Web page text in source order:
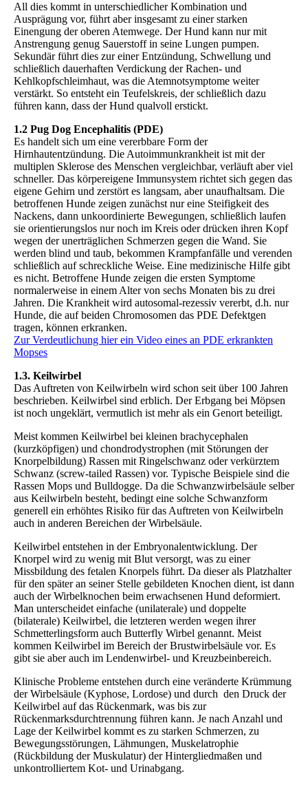
All dies kommt in unterschiedlicher Kombination und
Ausprägung vor, führt aber insgesamt zu einer starken
Einengung der oberen Atemwege. Der Hund kann nur mit
Anstrengung genug Sauerstoff in seine Lungen pumpen.
Sekundär führt dies zur einer Entzündung, Schwellung und
schließlich dauerhaften Verdickung der Rachen- und
Kehlkopfschleimhaut, was die Atemnotsymptome weiter
verstärkt. So entsteht ein Teufelskreis, der schließlich dazu
führen kann, dass der Hund qualvoll erstickt.
1.2 Pug Dog Encephalitis (PDE)
Es handelt sich um eine vererbbare Form der
Hirnhautentzündung. Die Autoimmunkrankheit ist mit der
multiplen Sklerose des Menschen vergleichbar, verläuft aber viel
schneller. Das körpereigene Immunsystem richtet sich gegen das
eigene Gehirn und zerstört es langsam, aber unaufhaltsam. Die
betroffenen Hunde zeigen zunächst nur eine Steifigkeit des
Nackens, dann unkoordinierte Bewegungen, schließlich laufen
sie orientierungslos nur noch im Kreis oder drücken ihren Kopf
wegen der unerträglichen Schmerzen gegen die Wand. Sie
werden blind und taub, bekommen Krampfanfälle und verenden
schließlich auf schreckliche Weise. Eine medizinische Hilfe gibt
es nicht. Betroffene Hunde zeigen die ersten Symptome
normalerweise in einem Alter von sechs Monaten bis zu drei
Jahren. Die Krankheit wird autosomal-rezessiv vererbt, d.h. nur
Hunde, die auf beiden Chromosomen das PDE Defektgen
tragen, können erkranken.
Zur Verdeutlichung hier ein Video eines an PDE erkrankten
Mopses
1.3. Keilwirbel
Das Auftreten von Keilwirbeln wird schon seit über 100 Jahren
beschrieben. Keilwirbel sind erblich. Der Erbgang bei Möpsen
ist noch ungeklärt, vermutlich ist mehr als ein Genort beteiligt.
Meist kommen Keilwirbel bei kleinen brachycephalen
(kurzköpfigen) und chondrodystrophen (mit Störungen der
Knorpelbildung) Rassen mit Ringelschwanz oder verkürztem
Schwanz (screw-tailed Rassen) vor. Typische Beispiele sind die
Rassen Mops und Bulldogge. Da die Schwanzwirbelsäule selber
aus Keilwirbeln besteht, bedingt eine solche Schwanzform
generell ein erhöhtes Risiko für das Auftreten von Keilwirbeln
auch in anderen Bereichen der Wirbelsäule.
Keilwirbel entstehen in der Embryonalentwicklung. Der
Knorpel wird zu wenig mit Blut versorgt, was zu einer
Missbildung des fetalen Knorpels führt. Da dieser als Platzhalter
für den später an seiner Stelle gebildeten Knochen dient, ist dann
auch der Wirbelknochen beim erwachsenen Hund deformiert.
Man unterscheidet einfache (unilaterale) und doppelte
(bilaterale) Keilwirbel, die letzteren werden wegen ihrer
Schmetterlingsform auch Butterfly Wirbel genannt. Meist
kommen Keilwirbel im Bereich der Brustwirbelsäule vor. Es
gibt sie aber auch im Lendenwirbel- und Kreuzbeinbereich.
Klinische Probleme entstehen durch eine veränderte Krümmung
der Wirbelsäule (Kyphose, Lordose) und durch den Druck der
Keilwirbel auf das Rückenmark, was bis zur
Rückenmarksdurchtrennung führen kann. Je nach Anzahl und
Lage der Keilwirbel kommt es zu starken Schmerzen, zu
Bewegungsstörungen, Lähmungen, Muskelatrophie
(Rückbildung der Muskulatur) der Hintergliedmaßen und
unkontrolliertem Kot- und Urinabgang.